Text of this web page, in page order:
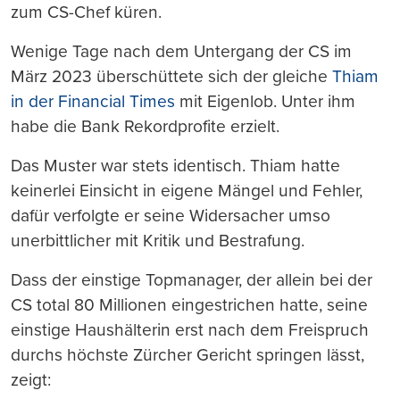
zum CS-Chef küren.
Wenige Tage nach dem Untergang der CS im
März 2023 überschüttete sich der gleiche Thiam
in der Financial Times mit Eigenlob. Unter ihm
habe die Bank Rekordprofite erzielt.
Das Muster war stets identisch. Thiam hatte
keinerlei Einsicht in eigene Mängel und Fehler,
dafür verfolgte er seine Widersacher umso
unerbittlicher mit Kritik und Bestrafung.
Dass der einstige Topmanager, der allein bei der
CS total 80 Millionen eingestrichen hatte, seine
einstige Haushälterin erst nach dem Freispruch
durchs höchste Zürcher Gericht springen lässt,
zeigt: